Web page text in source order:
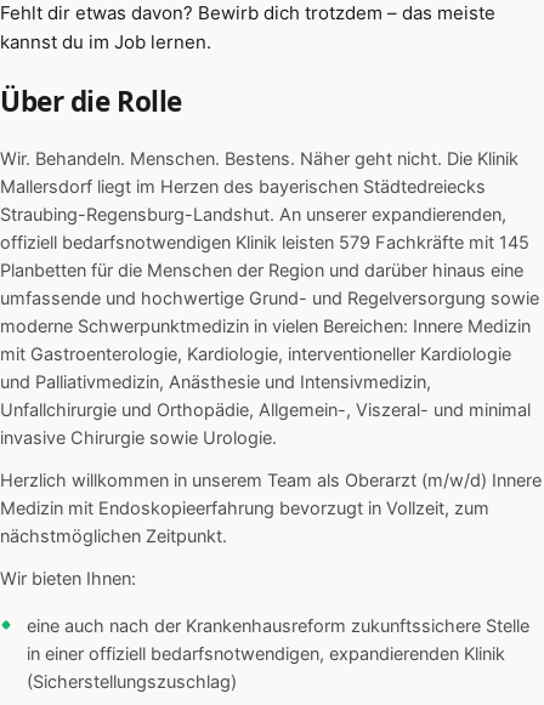
Fehlt dir etwas davon? Bewirb dich trotzdem – das meiste
kannst du im Job lernen.
Über die Rolle
Wir. Behandeln. Menschen. Bestens. Näher geht nicht. Die Klinik
Mallersdorf liegt im Herzen des bayerischen Städtedreiecks
Straubing-Regensburg-Landshut. An unserer expandierenden,
offiziell bedarfsnotwendigen Klinik leisten 579 Fachkräfte mit 145
Planbetten für die Menschen der Region und darüber hinaus eine
umfassende und hochwertige Grund- und Regelversorgung sowie
moderne Schwerpunktmedizin in vielen Bereichen: Innere Medizin
mit Gastroenterologie, Kardiologie, interventioneller Kardiologie
und Palliativmedizin, Anästhesie und Intensivmedizin,
Unfallchirurgie und Orthopädie, Allgemein-, Viszeral- und minimal
invasive Chirurgie sowie Urologie.
Herzlich willkommen in unserem Team als Oberarzt (m/w/d) Innere
Medizin mit Endoskopieerfahrung bevorzugt in Vollzeit, zum
nächstmöglichen Zeitpunkt.
Wir bieten Ihnen:
eine auch nach der Krankenhausreform zukunftssichere Stelle
in einer offiziell bedarfsnotwendigen, expandierenden Klinik
(Sicherstellungszuschlag)